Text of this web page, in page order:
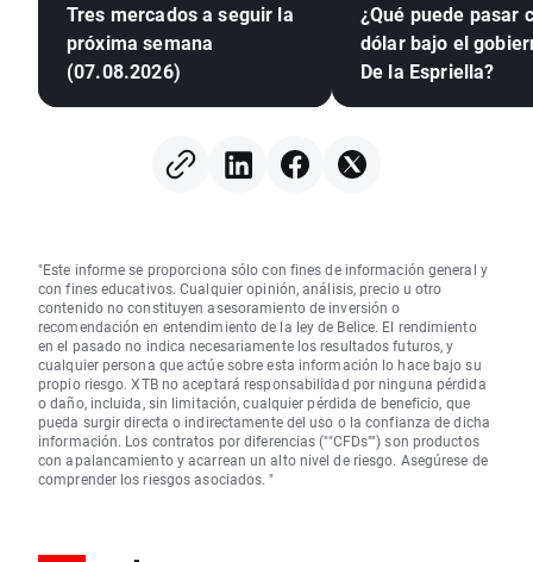
Tres mercados a seguir la
próxima semana
(07.08.2026)
¿Qué puede pasar
dólar bajo el
De la Espriella?
"Este informe se proporciona sólo con fines de información general y
con fines educativos. Cualquier opinión, análisis, precio u otro
contenido no constituyen asesoramiento de inversión o
recomendación en entendimiento de la ley de Belice. El rendimiento
en el pasado no indica necesariamente los resultados futuros, y
cualquier persona que actúe sobre esta información lo hace bajo su
propio riesgo. XTB no aceptará responsabilidad por ninguna pérdida
o daño, incluida, sin limitación, cualquier pérdida de beneficio, que
pueda surgir directa o indirectamente del uso o la confianza de dicha
información. Los contratos por diferencias (""CFDs"") son productos
con apalancamiento y acarrean un alto nivel de riesgo. Asegúrese de
comprender los riesgos asociados. "